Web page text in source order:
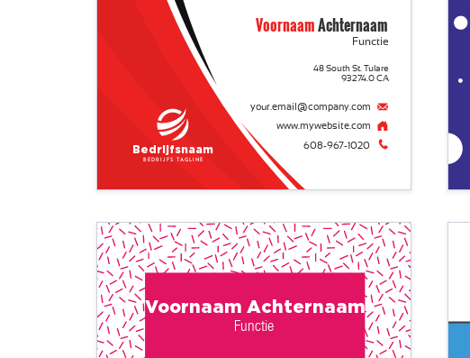
608-967-1020
www.mywebsite.com
your.email@company.com
Functie
48 South St. Tulare
93274.0 CA
VoornaamAchternaam
Bedrijfsnaam
Bedrijfs tagline
Functie
Voornaam Achternaam